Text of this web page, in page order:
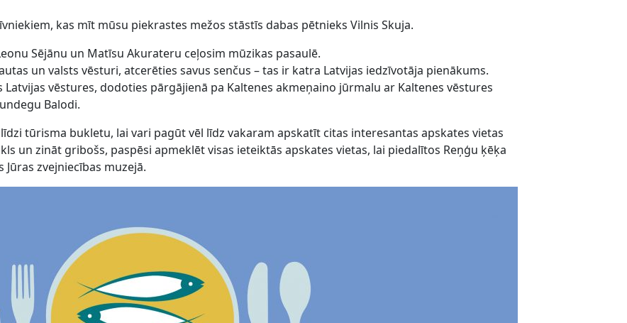
kas mīt mūsu piekrastes mežos stāstīs dabas pētnieks Vilnis Skuja.
Sējānu un Matīsu Akurateru ceļosim mūzikas pasaulē.
un valsts vēsturi, atcerēties savus senčus – tas ir katra Latvijas iedzīvotāja pienākums.
vēstures, dodoties pārgājienā pa Kaltenes akmeņaino jūrmalu ar Kaltenes vēstures
Balodi.
tūrisma bukletu, lai vari pagūt vēl līdz vakaram apskatīt citas interesantas apskates vietas
un zināt gribošs, paspēsi apmeklēt visas ieteiktās apskates vietas, lai piedalītos Reņģu ķēķa
zvejniecības muzejā.